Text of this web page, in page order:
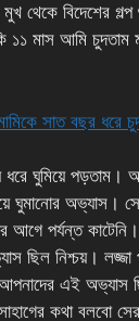
মুখ থেকে বিদেশের
১১ মাস আমি চুদতাম
সাত বছর ধরে
ধরে ঘুমিয়ে পড়তাম।
ঘুমানোর অভ্যাস।
আগে পর্যন্ত
ছিল নিশ্চয়। লজ্জা
আপনাদের এই অভ্যাস
কথা বলবো